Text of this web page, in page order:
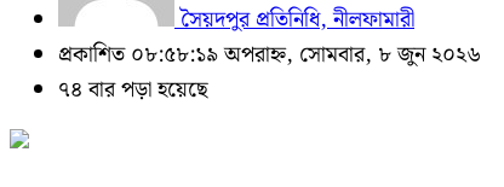
সৈয়দপুর প্রতিনিধি, নীলফামারী
প্রকাশিত ০৮:৫৮:১৯ অপরাহ্ন, সোমবার, ৮ জুন ২০২৬
৭৪ বার পড়া হয়েছে